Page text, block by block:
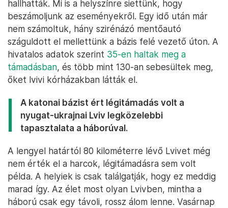
hallhatták. Mi is a helyszínre siettünk, hogy
beszámoljunk az eseményekről. Egy idő után már
nem számoltuk, hány szirénázó mentőautó
száguldott el mellettünk a bázis felé vezető úton. A
hivatalos adatok szerint 35-en haltak meg a
támadásban, és több mint 130-an sebesültek meg,
őket lvivi kórházakban látták el.
A katonai bázist ért légitámadás volt a
nyugat-ukrajnai Lviv legközelebbi
tapasztalata a háborúval.
A lengyel határtól 80 kilométerre lévő Lvivet még
nem érték el a harcok, légitámadásra sem volt
példa. A helyiek is csak találgatják, hogy ez meddig
marad így. Az élet most olyan Lvivben, mintha a
háború csak egy távoli, rossz álom lenne. Vasárnap